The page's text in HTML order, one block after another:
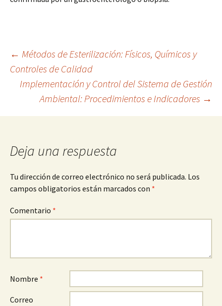
Navegación
de
entradas
← Métodos de Esterilización: Físicos, Químicos y
Controles de Calidad
Implementación y Control del Sistema de Gestión
Ambiental: Procedimientos e Indicadores →
Deja una respuesta
Tu dirección de correo electrónico no será publicada. Los
campos obligatorios están marcados con *
Comentario *
Nombre *
Correo